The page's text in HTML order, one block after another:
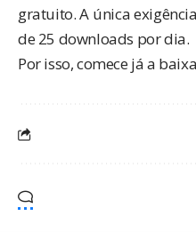
gratuito. A única
de 25 downloads por dia.
Por isso, comece já a